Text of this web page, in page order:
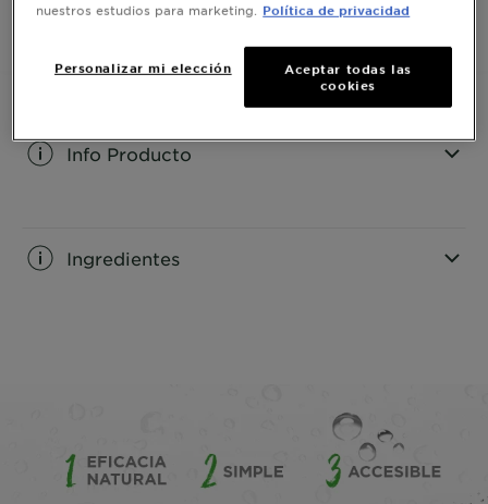
Info Producto
Ingredientes
nuestros estudios para marketing. Política de privacidad
Personalizar mi elección
Aceptar todas las
cookies